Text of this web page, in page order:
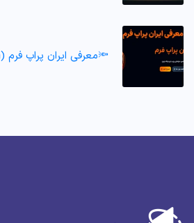
🔦معرفی ایران پراپ فرم (Iran PropFirm)🛸